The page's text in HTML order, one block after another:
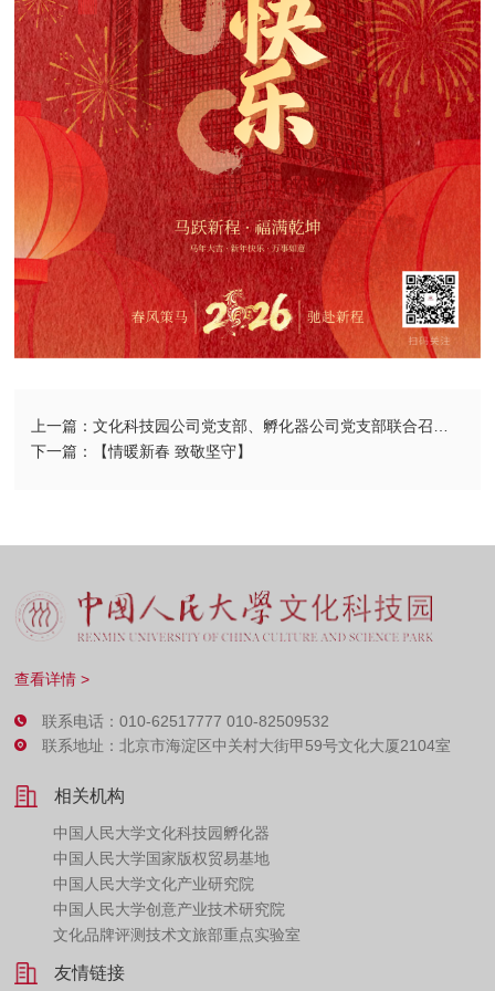
下一篇：【情暖新春 致敬坚守】
查看详情 >
联系电话：010-62517777 010-82509532
联系地址：北京市海淀区中关村大街甲59号文化大厦2104室
相关机构
中国人民大学文化科技园孵化器
中国人民大学国家版权贸易基地
中国人民大学文化产业研究院
中国人民大学创意产业技术研究院
文化品牌评测技术文旅部重点实验室
友情链接